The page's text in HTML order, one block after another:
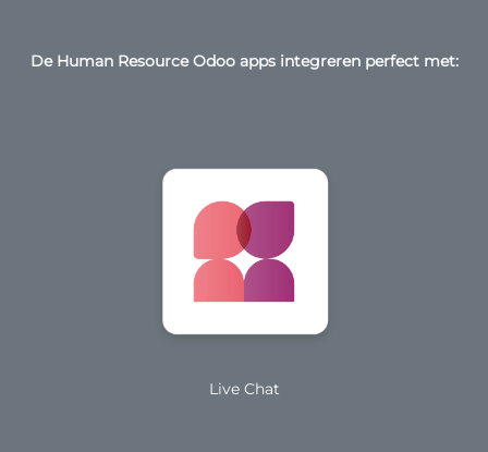
De Human Resource Odoo apps integreren perfect met:
Live Chat